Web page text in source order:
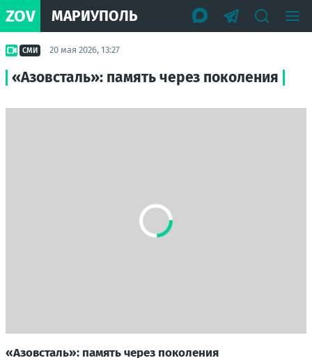
ZOV МАРИУПОЛЬ
СМИ 20 мая 2026, 13:27
«Азовсталь»: память через поколения
«Азовсталь»: память через поколения